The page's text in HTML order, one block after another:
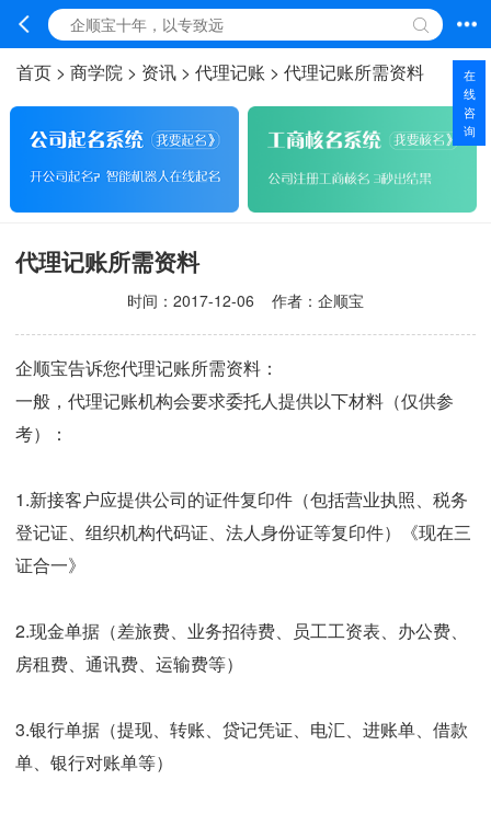
首页 > 商学院 > 资讯 > 代理记账 > 代理记账所需资料
代理记账所需资料
时间： 2017-12-06 作者：企顺宝
企顺宝告诉您代理记账所需资料：
一般，代理记账机构会要求委托人提供以下材料（仅供参
考）：
1.新接客户应提供公司的证件复印件（包括营业执照、税务
登记证、组织机构代码证、法人身份证等复印件）《现在三
证合一》
2.现金单据（差旅费、业务招待费、员工工资表、办公费、
房租费、通讯费、运输费等）
3.银行单据（提现、转账、贷记凭证、电汇、进账单、借款
单、银行对账单等）
在
线
咨
询